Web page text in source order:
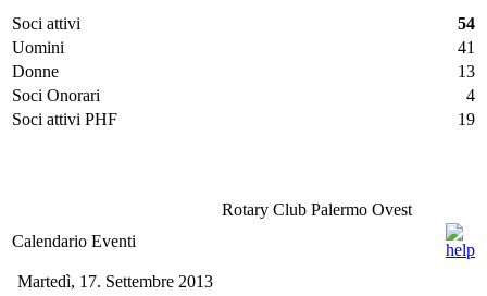
Soci attivi
54
Uomini
41
Donne
13
Soci Onorari
4
Soci attivi PHF
19
Rotary Club Palermo Ovest
Calendario Eventi
Martedì, 17. Settembre 2013